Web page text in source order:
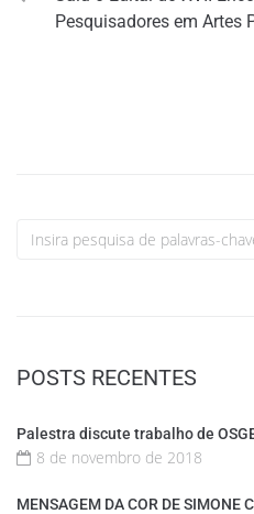
Pesquisadores em Artes
POSTS RECENTES
Palestra discute trabalho de
8 de novembro de 2018
MENSAGEM DA COR DE SIMONE